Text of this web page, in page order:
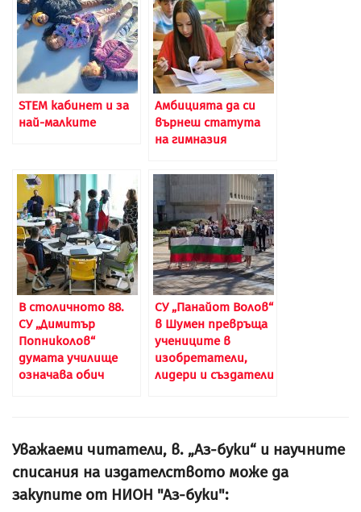
STEM кабинет и за
най-малките
Амбицията да си
върнеш статута
на гимназия
В столичното 88.
СУ „Димитър
Попниколов“
думата училище
означава обич
СУ „Панайот Волов“
в Шумен превръща
учениците в
изобретатели,
лидери и създатели
Уважаеми читатели, в. „Аз-буки“ и научните
списания на издателството може да
закупите от НИОН "Аз-буки":